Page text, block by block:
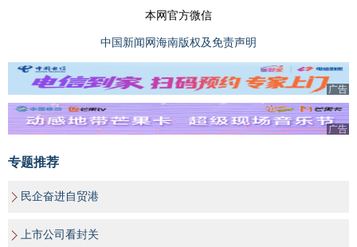
本网官方微信
中国新闻网海南版权及免责声明
广告
广告
专题推荐
民企奋进自贸港
上市公司看封关